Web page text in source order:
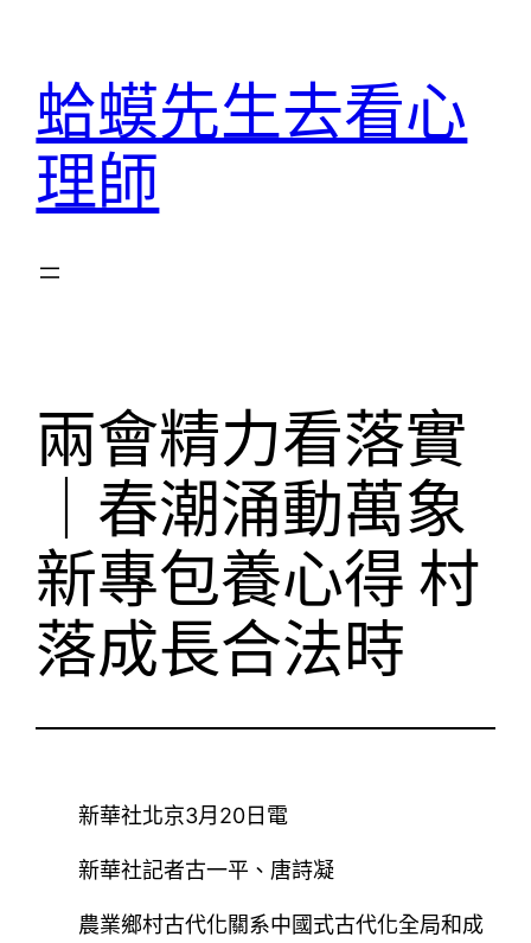
蛤蟆先生去看心
理師
兩會精力看落實
｜春潮涌動萬象
新專包養心得 村
落成長合法時
新華社北京3月20日電
新華社記者古一平、唐詩凝
農業鄉村古代化關系中國式古代化全局和成